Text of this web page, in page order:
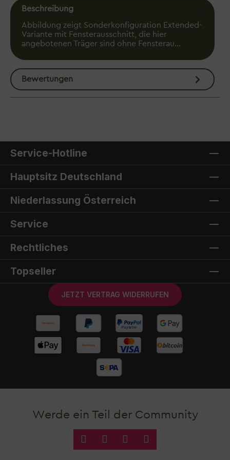
Beschreibung
Abbildung zeigt Sonderkonfiguration Extended-
Variante mit Fensterausschnitt, die hier
angebotenen Träger sind ohne Fensterau…
Bewertungen
Service-Hotline
Hauptsitz Deutschland
Niederlassung Österreich
Service
Rechtliches
Topseller
JETZT VERTRAG WIDERRUFEN
Werde ein Teil der Community